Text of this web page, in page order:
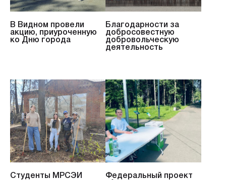
В Видном провели
акцию, приуроченную
ко Дню города
Благодарности за
добросовестную
добровольческую
деятельность
Студенты МРСЭИ
Федеральный проект